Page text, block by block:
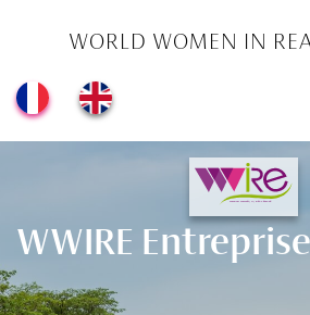
WORLD WOMEN IN
WWIRE